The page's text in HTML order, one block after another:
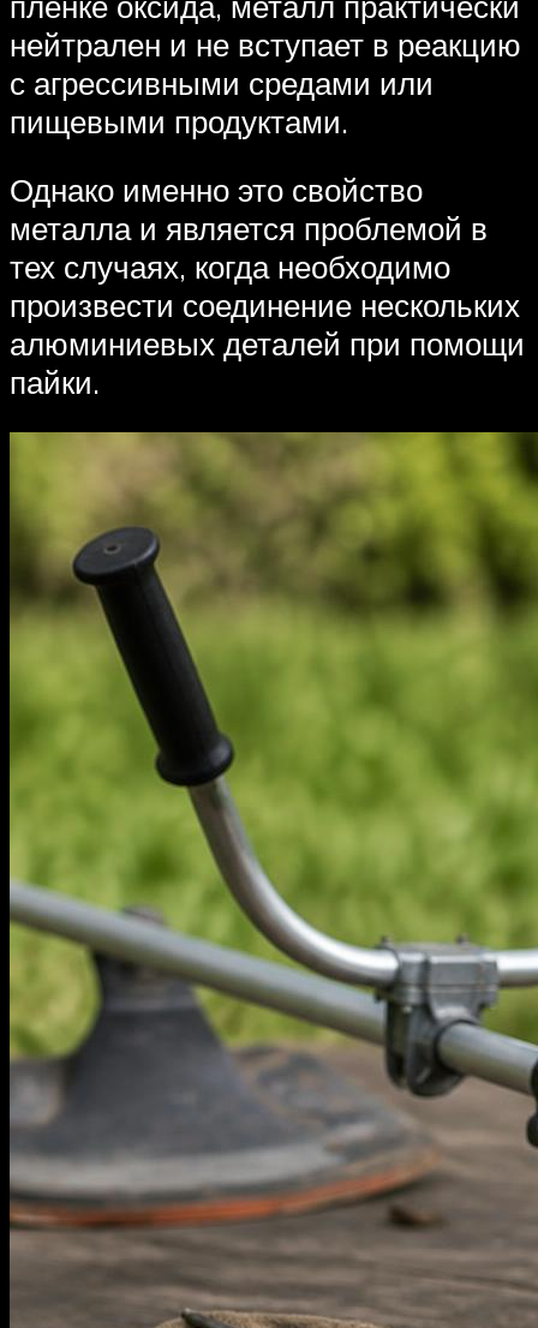
нейтрален и не вступает в реакцию
с агрессивными средами или
пищевыми продуктами.
Однако именно это свойство
металла и является проблемой в
тех случаях, когда необходимо
произвести соединение нескольких
алюминиевых деталей при помощи
пайки.